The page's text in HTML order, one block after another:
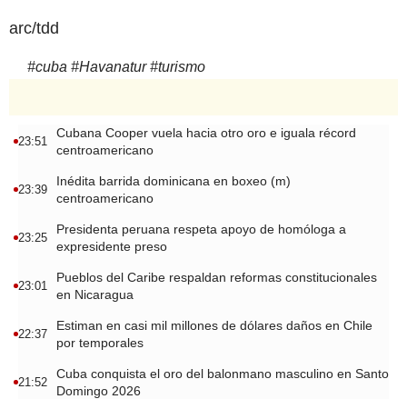
arc/tdd
#cuba #Havanatur#turismo
23:51
Cubana Cooper vuela hacia otro oro e iguala récord
centroamericano
23:39
Inédita barrida dominicana en boxeo (m)
centroamericano
23:25
Presidenta peruana respeta apoyo de homóloga a
expresidente preso
23:01
Pueblos del Caribe respaldan reformas constitucionales
en Nicaragua
22:37
Estiman en casi mil millones de dólares daños en Chile
por temporales
21:52
Cuba conquista el oro del balonmano masculino en Santo
Domingo 2026